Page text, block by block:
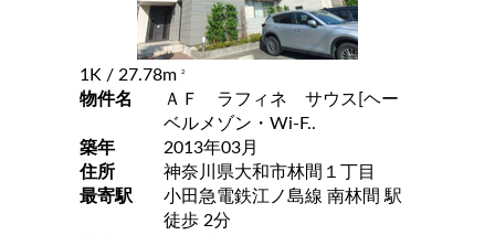
1K / 27.78m 2
物件名
ＡＦ ラフィネ サウス[ヘー
ベルメゾン・Wi-F..
築年
2013年03月
住所
神奈川県大和市林間１丁目
最寄駅
小田急電鉄江ノ島線 南林間 駅
徒歩 2分